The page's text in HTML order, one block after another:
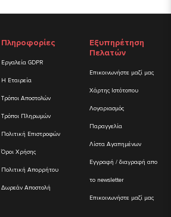
Πληροφορίες
Εργαλεία GDPR
Η Εταιρεία
Τρόποι Αποστολών
Τρόποι Πληρωμών
Πολιτική Επιστροφών
Όροι Χρήσης
Πολιτική Απορρήτου
Δωρεάν Αποστολή
Εξυπηρέτηση
Πελατών
Επικοινωνήστε μαζί μας
Χάρτης Ιστότοπου
Λογαριασμός
Παραγγελία
Λίστα Αγαπημένων
Εγγραφή / διαγραφή απο
το newsletter
Επικοινωνήστε μαζί μας